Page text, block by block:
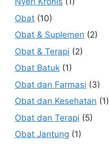
Obat (10)
Obat & Suplemen (2)
Obat & Terapi (2)
Obat Batuk (1)
Obat dan Farmasi (3)
Obat dan Kesehatan (1)
Obat dan Terapi (5)
Obat Jantung (1)